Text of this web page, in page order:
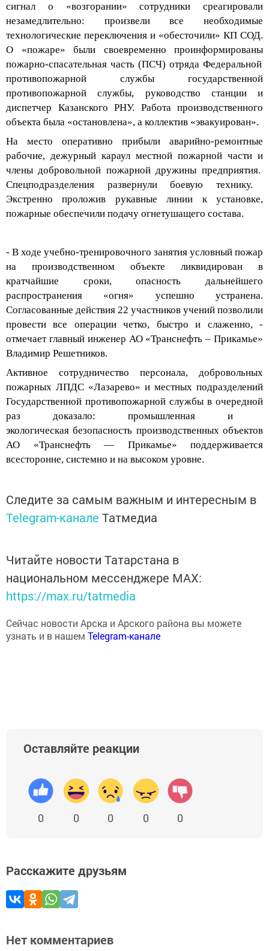
сигнал о «возгорании»
сотрудники среагировали
незамедлительно: произвели все необходимые
технологические переключения и «обесточили» КП СОД.
О «пожаре» были своевременно проинформированы
пожарно-спасательная часть (ПСЧ) отряда Федеральной
противопожарной службы государственной
противопожарной службы, руководство станции и
диспетчер Казанского РНУ. Работа производственного
объекта была «остановлена», а коллектив «эвакуирован».
На место оперативно прибыли аварийно-ремонтные
рабочие, дежурный караул местной пожарной части и
члены добровольной пожарной дружины предприятия.
Спецподразделения развернули боевую технику.
Экстренно проложив рукавные линии кустановке,
пожарные обеспечили подачу огнетушащего состава.
- В ходе учебно-тренировочного занятия условный пожар
на производственном объекте ликвидирован
в
кратчайшие сроки, опасностьдальнейшего
распространения «огня» успешно устранена.
Согласованные действия 22 участников учений позволили
провести все операции четко, быстро и слаженно, -
отмечает главный инженер АО «Транснефть – Прикамье»
Владимир Решетников.
Активное сотрудничество персонала, добровольных
пожарных ЛПДС «Лазарево» и местных подразделений
Государственной противопожарной службы в очередной
раз доказало: промышленная и
экологическая безопасность производственных объектов
АО «Транснефть — Прикамье»
поддерживается
всесторонне, системно и на высоком уровне.
Следите за самым важным и интересным в
Telegram-канале Татмедиа
Читайте новости Татарстана в
национальном мессенджере MАХ:
https://max.ru/tatmedia
Сейчас новости Арска и Арского района вы можете
узнать и в нашем Telegram-канале
Оставляйте реакции
0 0 0 0 0
Расскажите друзьям
Нет комментариев